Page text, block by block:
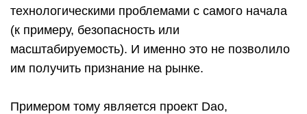
технологическими проблемами с самого начала
(к примеру, безопасность или
масштабируемость). И именно это не позволило
им получить признание на рынке.
Примером тому является проект Dao,